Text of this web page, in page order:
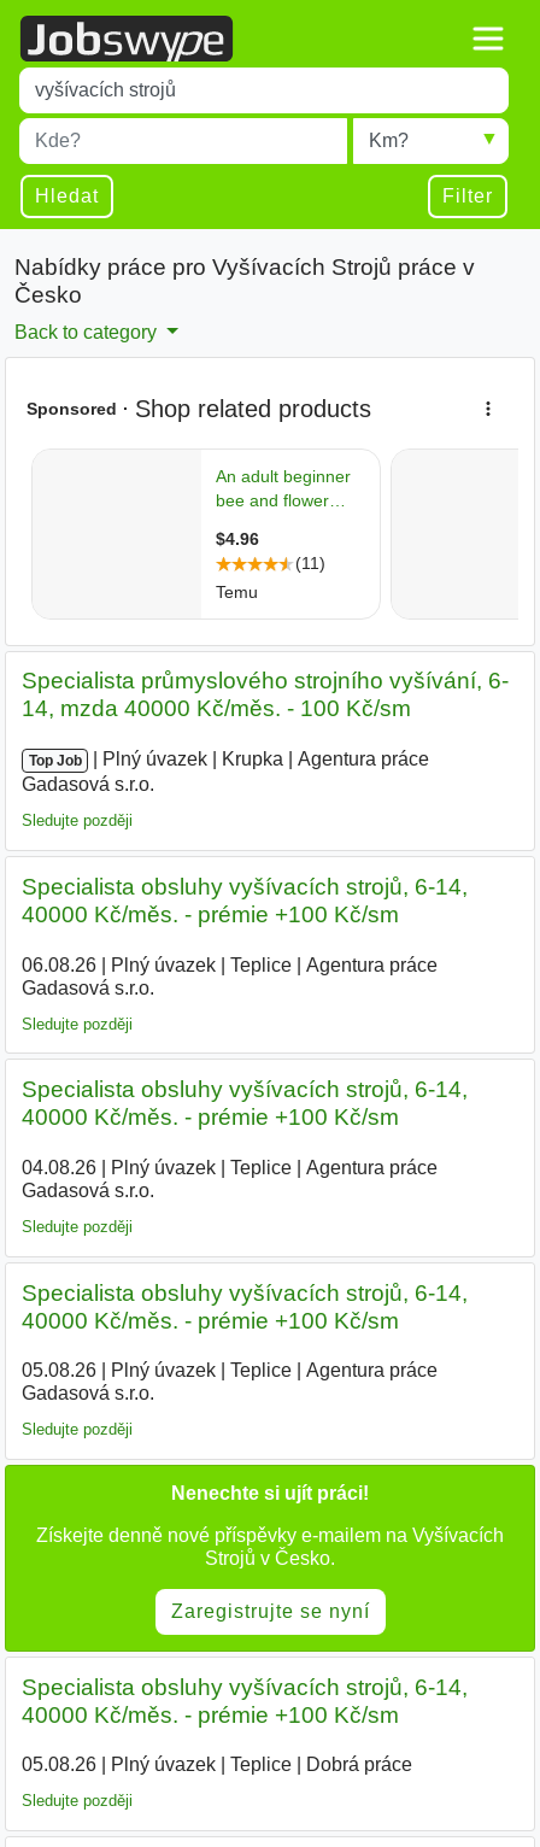
Title
Type 1 or more characters for results.
Místo
Type 1 or more characters for results.
Radius
Hledat Filter
Nabídky práce pro Vyšívacích Strojů práce v
Česko
Back to category
Specialista průmyslového strojního vyšívání, 6-
14, mzda 40000 Kč/měs. - 100 Kč/sm
Top Job Plný úvazek Krupka
Agentura práce
Gadasová s.r.o.
Sledujte později
Specialista obsluhy vyšívacích strojů, 6-14,
40000 Kč/měs. - prémie +100 Kč/sm
06.08.26| Plný úvazek| Teplice|
Agentura práce
Gadasová s.r.o.
Sledujte později
Specialista obsluhy vyšívacích strojů, 6-14,
40000 Kč/měs. - prémie +100 Kč/sm
04.08.26| Plný úvazek| Teplice|
Agentura práce
Gadasová s.r.o.
Sledujte později
Specialista obsluhy vyšívacích strojů, 6-14,
40000 Kč/měs. - prémie +100 Kč/sm
05.08.26| Plný úvazek| Teplice|
Agentura práce
Gadasová s.r.o.
Sledujte později
Nenechte si ujít práci!
Získejte denně nové příspěvky e-mailem na Vyšívacích
Strojů v Česko.
Zaregistrujte se nyní
Specialista obsluhy vyšívacích strojů, 6-14,
40000 Kč/měs. - prémie +100 Kč/sm
05.08.26| Plný úvazek| Teplice| Dobrá práce
Sledujte později